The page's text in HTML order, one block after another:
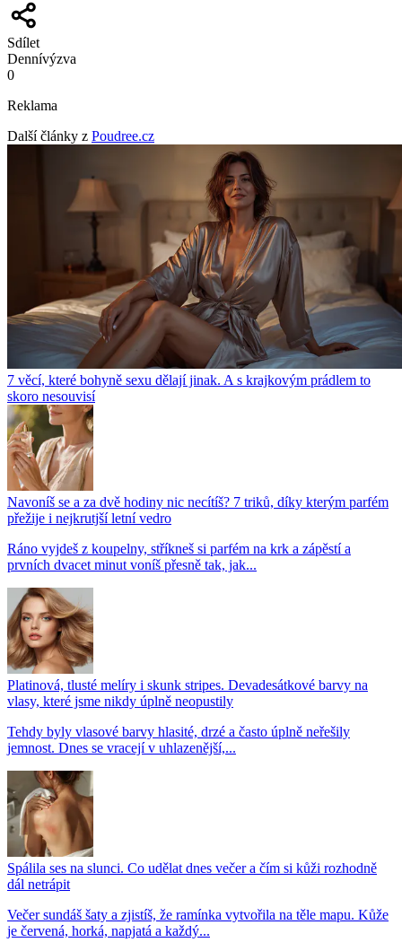
Sdílet
Dennívýzva
0
Reklama
Další články z Poudree.cz
7 věcí, které bohyně sexu dělají jinak. A s krajkovým prádlem to
skoro nesouvisí
Navoníš se a za dvě hodiny nic necítíš? 7 triků, díky kterým parfém
přežije i nejkrutjší letní vedro
Ráno vyjdeš z koupelny, stříkneš si parfém na krk a zápěstí a
prvních dvacet minut voníš přesně tak, jak...
Platinová, tlusté melíry i skunk stripes. Devadesátkové barvy na
vlasy, které jsme nikdy úplně neopustily
Tehdy byly vlasové barvy hlasité, drzé a často úplně neřešily
jemnost. Dnes se vracejí v uhlazenější,...
Spálila ses na slunci. Co udělat dnes večer a čím si kůži rozhodně
dál netrápit
Večer sundáš šaty a zjistíš, že ramínka vytvořila na těle mapu. Kůže
je červená, horká, napjatá a každý...